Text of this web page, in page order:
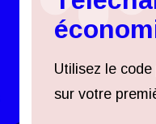
Utilisez le code
sur votre